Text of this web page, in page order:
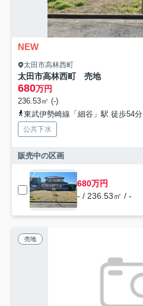
NEW
太田市高林西町
太田市高林西町 売地
680万円
236.53㎡ (-)
東武伊勢崎線「細谷」駅 徒歩54分
公共下水
販売中の区画
680万円
- / 236.53㎡ / -
売地